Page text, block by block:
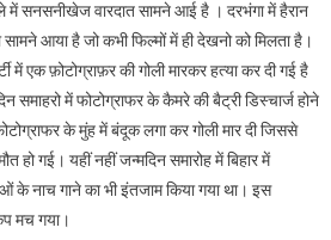
लोगों
ने
फोटोग्राफर
के
मुह
में
बंदूक
में सनसनीखेज वारदात सामने आई है । दरभंगा में हैरान
सामने आया है जो कभी फिल्मों में ही देखनो को मिलता है।
में एक फ़ोटोग्राफ़र की गोली मारकर हत्या कर दी गई है
समाहरो में फोटोग्राफर के कैमरे की बैट्री डिस्चार्ज होने
के मुंह में बंदूक लगा कर गोली मार दी जिससे
हो गई। यहीं नहीं जन्मदिन समारोह में बिहार में
के नाच गाने का भी इंतजाम किया गया था। इस
मच गया।